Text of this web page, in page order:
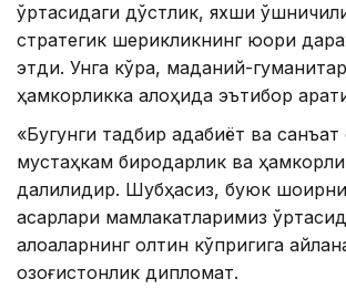
ўртасидаги дўстлик, яхши
стратегик шерикликнинг юқори
этди. Унга кўра, маданий-
ҳамкорликка алоҳида эътибор
«Бугунги тадбир адабиёт ва санъат
мустаҳкам биродарлик ва
далилидир. Шубҳасиз, буюк
асарлари мамлакатларимиз
алоқаларнинг олтин кўпригига
қозоғистонлик дипломат.